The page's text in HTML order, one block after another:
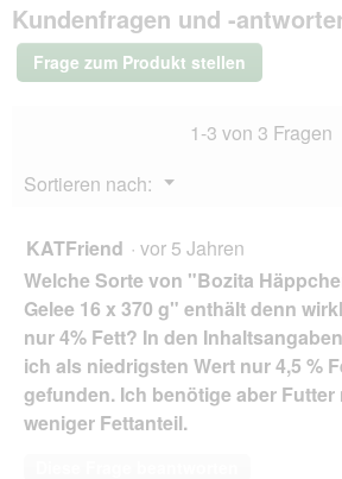
Gelee
Rinderhack
Kundenfragen und -
Frage zum Produkt stellen
1-3 von 3 Fragen
Sortieren nach:
▼
Menü
KATFriend · vor 5 Jahren
Welche Sorte von "Bozita
Gelee 16 x 370 g" enthält denn
nur 4% Fett? In den
ich als niedrigsten Wert nur 4,5 %
gefunden. Ich benötige aber Futter
weniger Fettanteil.